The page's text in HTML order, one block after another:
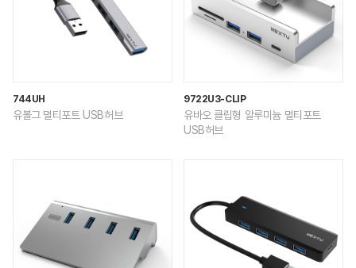
744UH
유볼그 멀티포트 USB허브
9722U3-CLIP
유바오 클립형 알루미늄 멀티포트
USB허브